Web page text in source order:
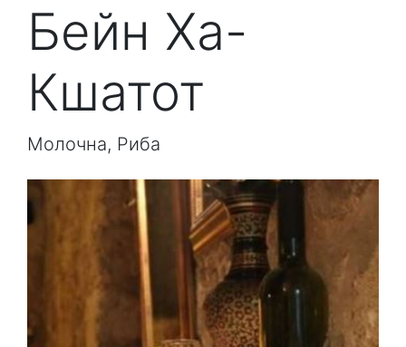
Бейн Ха-
Кшатот
Молочна, Риба